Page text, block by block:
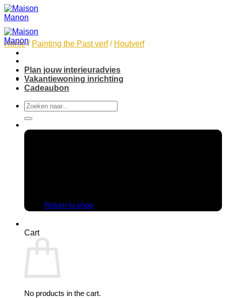
Skip
to
content
Plan jouw interieuradvies
Vakantiewoning inrichting
Cadeaubon
Search
for:
Return to shop
Cart
No products in the cart.
Home / Painting the Past verf / Houtverf